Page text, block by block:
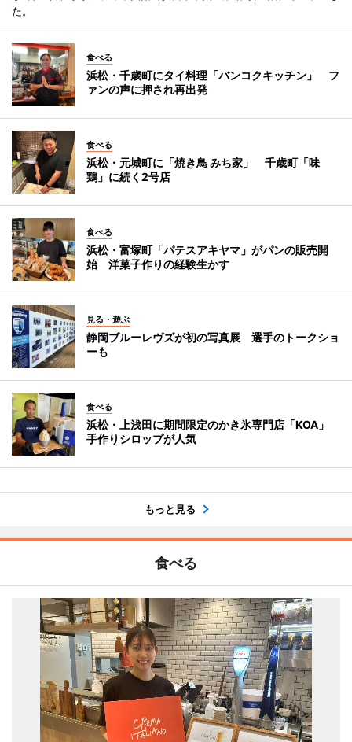
た。
食べる
浜松・千歳町にタイ料理「バンコクキッチン」 フ
ァンの声に押され再出発
食べる
浜松・元城町に「焼き鳥 みち家」 千歳町「味
鶏」に続く2号店
食べる
浜松・富塚町「パテスアキヤマ」がパンの販売開
始 洋菓子作りの経験生かす
見る・遊ぶ
静岡ブルーレヴズが初の写真展 選手のトークショ
ーも
食べる
浜松・上浅田に期間限定のかき氷専門店「KOA」
手作りシロップが人気
もっと見る
食べる